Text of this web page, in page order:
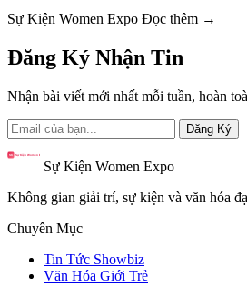
Sự Kiện Women Expo Đọc thêm →
Đăng Ký Nhận Tin
Nhận bài viết mới nhất mỗi tuần, hoàn
Đăng Ký
Sự Kiện Women Expo
Không gian giải trí, sự kiện và văn hóa
Chuyên Mục
Tin Tức Showbiz
Văn Hóa Giới Trẻ